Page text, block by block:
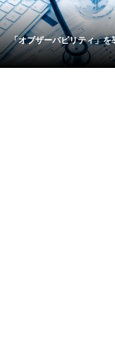
「オブザーバビリティ」を